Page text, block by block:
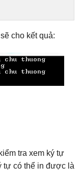
cho kết quả:
tra xem ký tự
tự có thể in được là